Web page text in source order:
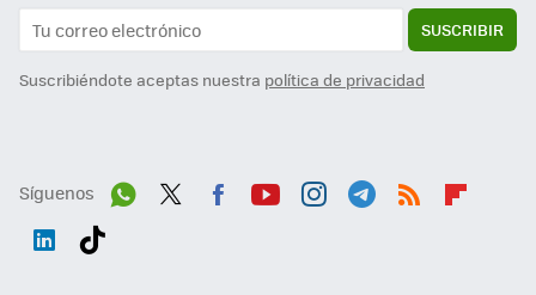
SUSCRIBIR
Suscribiéndote aceptas nuestra política de privacidad
Síguenos